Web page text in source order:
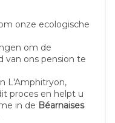
onze ecologische
om de
van ons pension te
L'Amphitryon,
proces en helpt u
in de Béarnaises